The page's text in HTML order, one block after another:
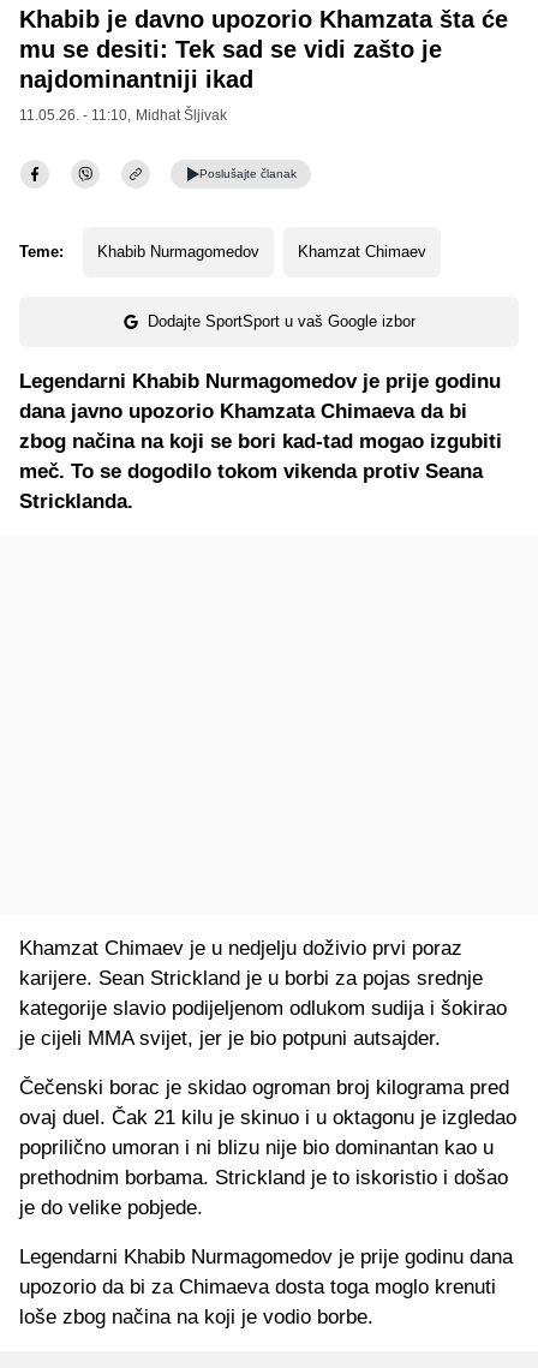
Khabib je davno upozorio Khamzata šta će
mu se desiti: Tek sad se vidi zašto je
najdominantniji ikad
11.05.26. - 11:10, Midhat Šljivak
Poslušajte članak
Teme: Khabib Nurmagomedov Khamzat Chimaev
Dodajte SportSport u vaš Google izbor
Legendarni Khabib Nurmagomedov je prije godinu
dana javno upozorio Khamzata Chimaeva da bi
zbog načina na koji se bori kad-tad mogao izgubiti
meč. To se dogodilo tokom vikenda protiv Seana
Stricklanda.
Khamzat Chimaev je u nedjelju doživio prvi poraz
karijere. Sean Strickland je u borbi za pojas srednje
kategorije slavio podijeljenom odlukom sudija i šokirao
je cijeli MMA svijet, jer je bio potpuni autsajder.
Čečenski borac je skidao ogroman broj kilograma pred
ovaj duel. Čak 21 kilu je skinuo i u oktagonu je izgledao
poprilično umoran i ni blizu nije bio dominantan kao u
prethodnim borbama. Strickland je to iskoristio i došao
je do velike pobjede.
Legendarni Khabib Nurmagomedov je prije godinu dana
upozorio da bi za Chimaeva dosta toga moglo krenuti
loše zbog načina na koji je vodio borbe.